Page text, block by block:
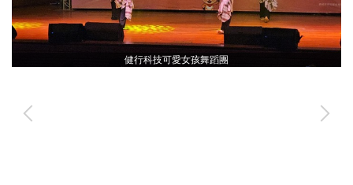
健行科技可愛女孩舞蹈團